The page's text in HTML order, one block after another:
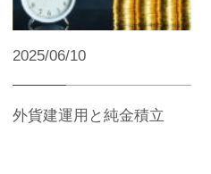
2025/06/10
外貨建運用と純金積立